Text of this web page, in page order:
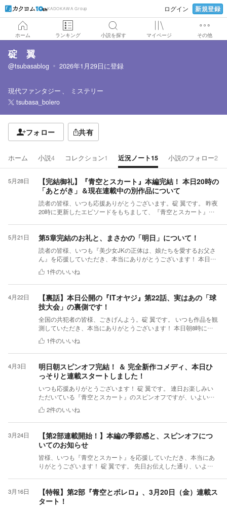
KADOKAWA Group ログイン 新規登録
ホーム ランキング 小説を探す マイページ その他
碇 翼
@tsubasablog 2026年1月29日に登録
現代ファンタジー
ミステリー
tsubasa_bolero
フォロー 共有
ホーム 小説4 コレクション1 近況ノート15 小説のフォロー2
5月28日
【完結御礼】『青空とスカート』本編完結！ 本日20時の
「あとがき」＆現在連載中の別作品について
読者の皆様、いつも応援ありがとうございます。碇 翼です。 昨夜
20時に更新したエピソードをもちまして、『青空とスカート』第1
らせながら、翼たちと一緒に青藍学園に吹く爽やかな春の風を感
じていました。最後まで温かい応援をいただき、本当にありがと
うございました。 ■本日【20時】、「完結あとがき＆新章予告」
を公開します！ 本日このあと20時に、エピローグとなる「完結あ
とがき」をアップする予定です。 理系男子・伊藤つばさの「絶対
チ……！？ 気になる新シリーズの詳細な設定や、ちょっと不穏な
キーワードにつきましては、20時公開の「あとがき」にてたっぷ
り発表させていただきます。ぜひ楽しみにお待ちください！
■【絶賛連載中】もう一つの女子校サバイバル・コメディ！ そし
て、新シリーズの準備と並行して、現在もう一つの作品をモリモ
リ連載中です！ 『46歳ITオヤジ、事故で死んだら16歳の長女（超
管理職（オヤジ）が、16歳の長女の体（ハードウェア）に入り込
んでしまうお話です。残された妹を守るため、大人のビジネスロ
ジックとマネジメント力を総動員して、女子校という未知のネッ
トワークを無双していくサバイバル・コメディとなっています。
『青空とスカート』のロジカルな問題解決やコメディ要素がお好
きな方には、絶対に楽しんでいただける作品です！（実は同じ
続いておりますので、ぜひこちらも併せてお楽しみいただけると
嬉しいです！ まずは本日20時公開の「完結あとがき」にて、また
5月21日 第5章完結のお礼と、まさかの「明日」について！
読者の皆様、いつも『美少女JKの正体は、娘たちを愛するお父さ
ん』を応援していただき、本当にありがとうございます！ 本日、
第51話を更新し、無事に【第5章】が完結いたしました。 遥ちゃ
んとの過去の因縁、そして不器用なITオヤジの泥だらけのダンス
からの和解……執筆しながら、私自身もちょっと泣きそうになっ
ておりました。 今日の第51話のラストシーン、完全に「最終回」
の雰囲気でしたよね。 実は私の頭の中でも、「これで綺麗にハッ
ピーエンドだな！」と、本気で物語を完結させるつもりだったの
です。 ……しかし、いざ完結させようと改めてこれまでの設定を
振り返った時、とんでもないことに気がついてしまいました。
「誠（オヤジ）がいなくなった後、残された理桜（リオ）はどう
なってしまうのか？」 「そして、役目を終えた誠は、一体どこへ
行ってしまうのか？」 そうなんです。すべてが綺麗にまとまった
（と作者が勝手に思い込んでいる）ように見えて、実は主人公と
娘の「その後」という根本的な問題がまだ残っていたので
す……！ 私としては完全に「やりきった！」と感無量だったラス
トですが、その直後から、一体どうやって物語が続いていくの
か。誠と理桜の運命はどうなるのか。 気になるその続きは……明
日公開予定の【第52話】にて明らかになります！ 「えっ、あんな
終わり方だったのにどうやって続くの！？」という皆様の予想を
裏切る（？）急展開をお届けしますので、明日の更新をぜひ楽し
みにお待ちください。 結城家の物語は、ここからさらに予想外の
方向へと転がっていきます。 引き続き、本作を温かく見守ってい
ただけますと幸いです。 これからも応援よろしくお願いいたしま
す！
1件のいいね
4月22日
【裏話】本日公開の『ITオヤジ』第22話、実はあの「球
技大会」の裏側です！
全国の共犯者の皆様、ごきげんよう。碇 翼です。 いつも作品を観
測していただき、本当にありがとうございます！ 本日朝8時に、
現在連載中のコメディ『現在46歳ITオヤジ、事故で死んだら16歳
の長女（超絶美少女）に転生していた件』の第22話を公開いたし
ました。 すでにお読みいただいた方、ありがとうございます！ 実
は今回のエピソードについて、ちょっとした裏話（種明かし）を
お届けします。 『ITオヤジ』は『青空とスカート』とは別作品で
すが、意図的に『青空とスカート』と同じ「青藍学園」を舞台と
して共有しています。 そして、本日公開した『ITオヤジ』第22話
で描かれた球技大会の決勝戦……。 お気づきの方もいらっしゃる
かもしれませんが、これは今年2月に公開した『青空とスカート』
第31回「流体力学の魔球 ～唸る回転数と、卑怯なシステムエラー
～」と、まったく同じ時間・同じ空間で行われた試合なのです！
『青空とスカート』本編では、1年A組のツバサが絶体絶命のピン
チの中、空調の風向きや物理法則（マグヌス効果）を総動員し
て、強敵C組に立ち向かう死闘が描かれました。 一方、本日の
『ITオヤジ』第22話では、そのネットの向こう側――C組の司令塔
として立っていた「中身が46歳のITエンジニアパパ」の視点か
ていたのか？ そして、放たれた魔球のカラクリを見たパパの反応
は……？ 「必死にシステムに抗う理系男子」と「大人の余裕でリ
1件のいいね
4月3日
明日朝スピンオフ完結！ ＆ 完全新作コメディ、本日ひ
っそりと連載スタートしました！
いつも応援ありがとうございます！ 碇 翼です。 連日お楽しみい
ただいている『青空とスカート』のスピンオフですが、いよいよ
【明日の朝8時】の更新で最終回（第1部完結）を迎えます。 ツバ
サの過酷な女子校偽装サバイバルを最後まで見届けていただけま
すと幸いです！ そして……明日の完結を前に、皆様にサプライズ
なお知らせがあります。 なんと本日、【完全新作】のコメディ小
説の連載をスタートしました！ ▼新作はこちら！ 『46歳ITオヤ
ジ、事故で死んだら16歳の長女（超絶美少女）に転生していた件
～残された妹を守るため、パパは完璧な女子高生を演じきります
～』 https://kakuyomu.jp/works/2912051596810966215 【あらすじ・
の体に転生！？ 残された中1の妹（次女）を守るため、オヤジの
【冷徹なビジネスロジック】と【超絶美貌】をフル稼働させて、
2件のいいね
3月24日
【第2部連載開始！】本編の季節感と、スピンオフにつ
いてのお知らせ
皆様、いつも『青空とスカート』を応援していただき、本当にあ
りがとうございます！ 碇 翼です。 先日お伝えした通り、いよい
直後である「秋」からスタートし、「冬（バレンタイン）」の激
闘を経て、「春の卒業式」へと向かう物語となっています。 現実
3月16日
【特報】第2部『青空とボレロ』、3月20日（金）連載ス
タート！